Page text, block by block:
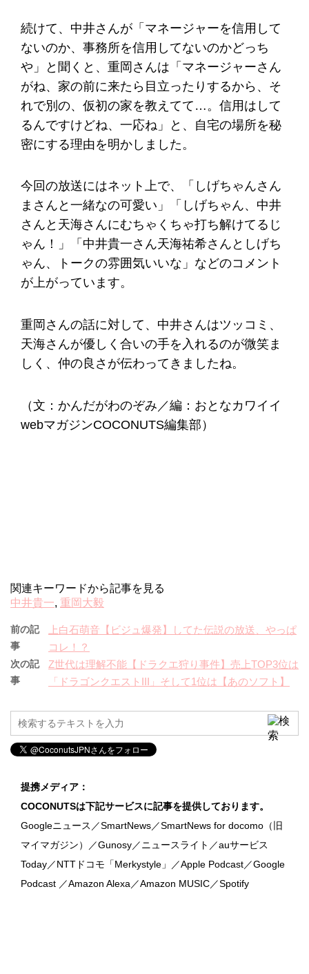
続けて、中井さんが「マネージャーを信用して
ないのか、事務所を信用してないのかどっち
や」と聞くと、重岡さんは「マネージャーさん
がね、家の前に来たら目立ったりするから、そ
れで別の、仮初の家を教えてて…。信用はして
るんですけどね、一応ね」と、自宅の場所を秘
密にする理由を明かしました。
今回の放送にはネット上で、「しげちゃんさん
まさんと一緒なの可愛い」「しげちゃん、中井
さんと天海さんにむちゃくちゃ打ち解けてるじ
ゃん！」「中井貴一さん天海祐希さんとしげち
ゃん、トークの雰囲気いいな」などのコメント
が上がっています。
重岡さんの話に対して、中井さんはツッコミ、
天海さんが優しく合いの手を入れるのが微笑ま
しく、仲の良さが伝わってきましたね。
（文：かんだがわのぞみ／編：おとなカワイイ
webマガジンCOCONUTS編集部）
関連キーワードから記事を見る
中井貴一, 重岡大毅
前の記
事
上白石萌音【ビジュ爆発】してた伝説の放送、やっぱ
コレ！？
次の記
事
Z世代は理解不能【ドラクエ狩り事件】売上TOP3位は
「ドラゴンクエストIII」そして1位は【あのソフト】
提携メディア：
COCONUTSは下記サービスに記事を提供しております。
Googleニュース／SmartNews／SmartNews for docomo（旧
マイマガジン）／Gunosy／ニュースライト／auサービス
Today／NTTドコモ「Merkystyle」／Apple Podcast／Google
Podcast ／Amazon Alexa／Amazon MUSIC／Spotify